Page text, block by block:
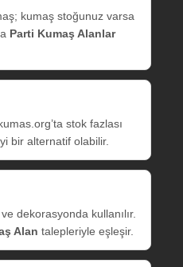
kumaş stoğunuz varsa
Parti Kumaş Alanlar
stok fazlası
bir alternatif olabilir.
dekorasyonda kullanılır.
Alan talepleriyle eşleşir.